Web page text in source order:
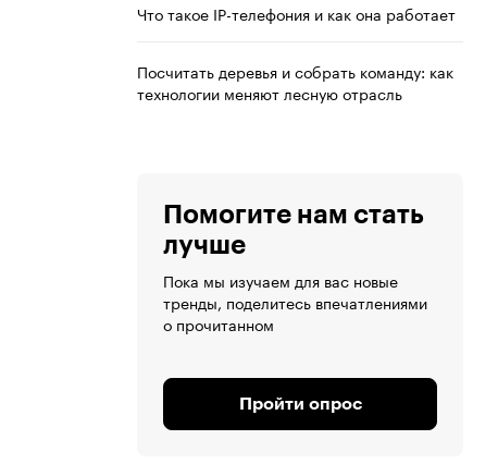
Что такое IP-телефония и как она работает
Посчитать деревья и собрать команду: как
технологии меняют лесную отрасль
Помогите нам стать
лучше
Пока мы изучаем для вас новые
тренды, поделитесь впечатлениями
о прочитанном
Пройти опрос